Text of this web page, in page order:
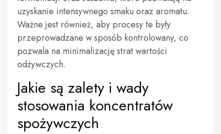
uzyskanie intensywnego smaku oraz aromatu.
Ważne jest również, aby procesy te były
przeprowadzane w sposób kontrolowany, co
pozwala na minimalizację strat wartości
odżywczych.
Jakie są zalety i wady
stosowania koncentratów
spożywczych